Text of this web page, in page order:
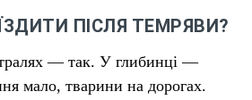
ПІСЛЯ ТЕМРЯВИ?
— так. У глибинці —
мало, тварини на дорогах.